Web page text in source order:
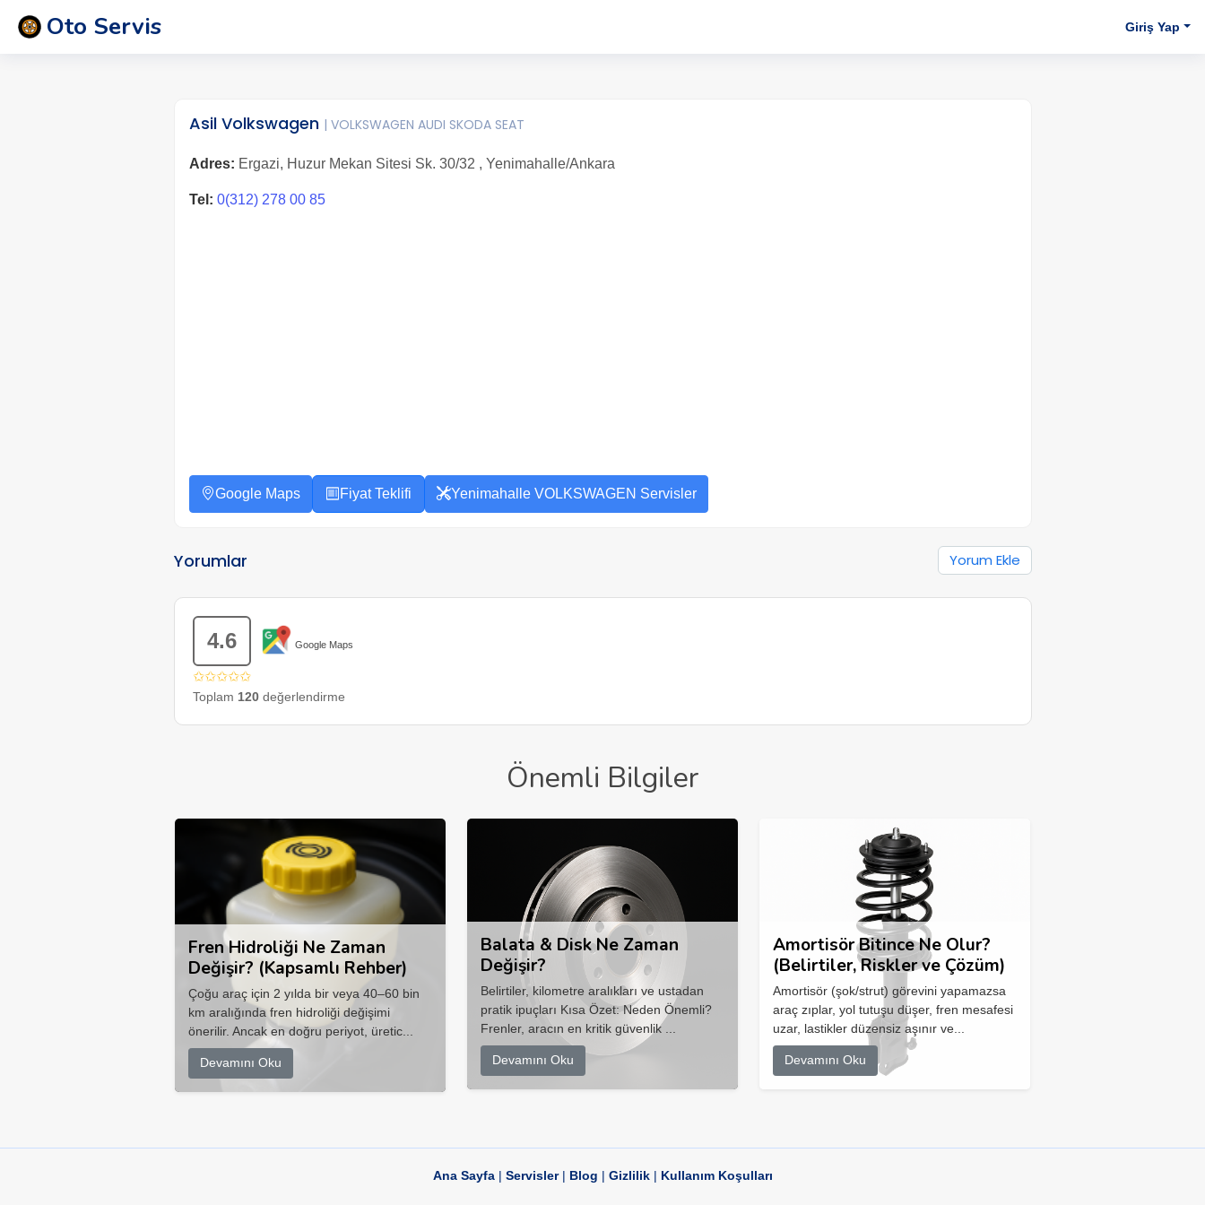
Oto Servis Giriş Yap
Asil Volkswagen | VOLKSWAGEN AUDI SKODA SEAT
Adres: Ergazi, Huzur Mekan Sitesi Sk. 30/32 , Yenimahalle/Ankara
Tel: 0(312) 278 00 85
Google Maps Fiyat Teklifi Yenimahalle VOLKSWAGEN Servisler
Yorumlar Yorum Ekle
4.6 Google Maps
✩✩✩✩✩
Toplam 120değerlendirme
Önemli Bilgiler
Fren Hidroliği Ne Zaman
Değişir? (Kapsamlı Rehber)
Çoğu araç için 2 yılda bir veya 40–60 bin
km aralığında fren hidroliği değişimi
önerilir. Ancak en doğru periyot, üretic...
Devamını Oku
Balata & Disk Ne Zaman
Değişir?
Belirtiler, kilometre aralıkları ve ustadan
pratik ipuçları Kısa Özet: Neden Önemli?
Frenler, aracın en kritik güvenlik ...
Devamını Oku
Amortisör Bitince Ne Olur?
(Belirtiler, Riskler ve Çözüm)
Amortisör (şok/strut) görevini yapamazsa
araç zıplar, yol tutuşu düşer, fren mesafesi
uzar, lastikler düzensiz aşınır ve...
Devamını Oku
Ana Sayfa| Servisler| Blog | Gizlilik| Kullanım Koşulları